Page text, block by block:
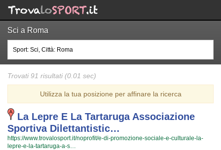
Sci a Roma
Trovati 91 risultati (0.01 sec)
Utilizza la tua posizione per affinare la ricerca
La Lepre E La Tartaruga Associazione
Sportiva Dilettantistic…
https://www.trovalosport.it/noprofit/e-di-promozione-sociale-e-culturale-la-
lepre-e-la-tartaruga-a-s…